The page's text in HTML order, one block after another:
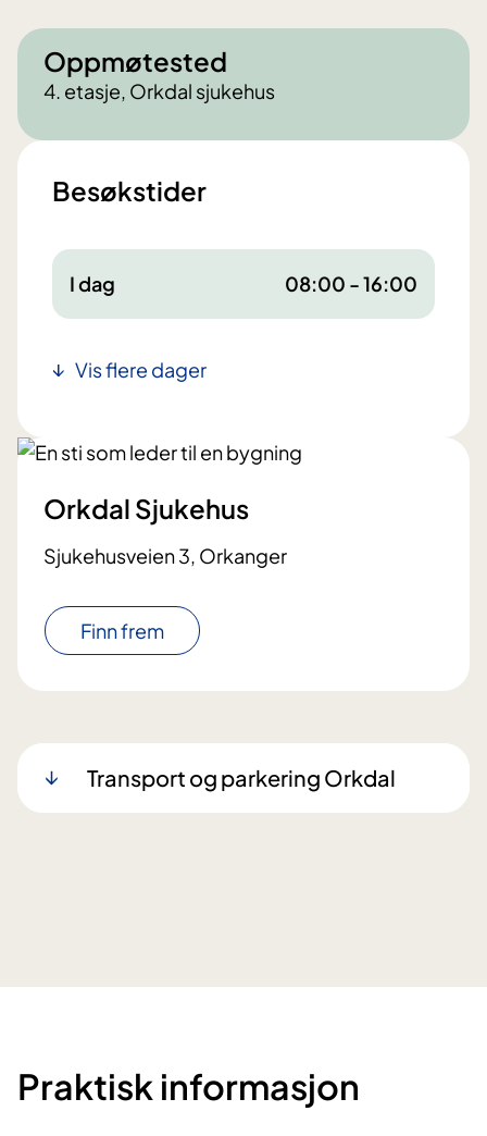
Oppmøtested
4. etasje, Orkdal sjukehus
Besøkstider
I dag 08:00 - 16:00
Vis flere dager
Orkdal Sjukehus
Sjukehusveien 3, Orkanger
Finn frem
Transport og parkering Orkdal
Praktisk informasjon